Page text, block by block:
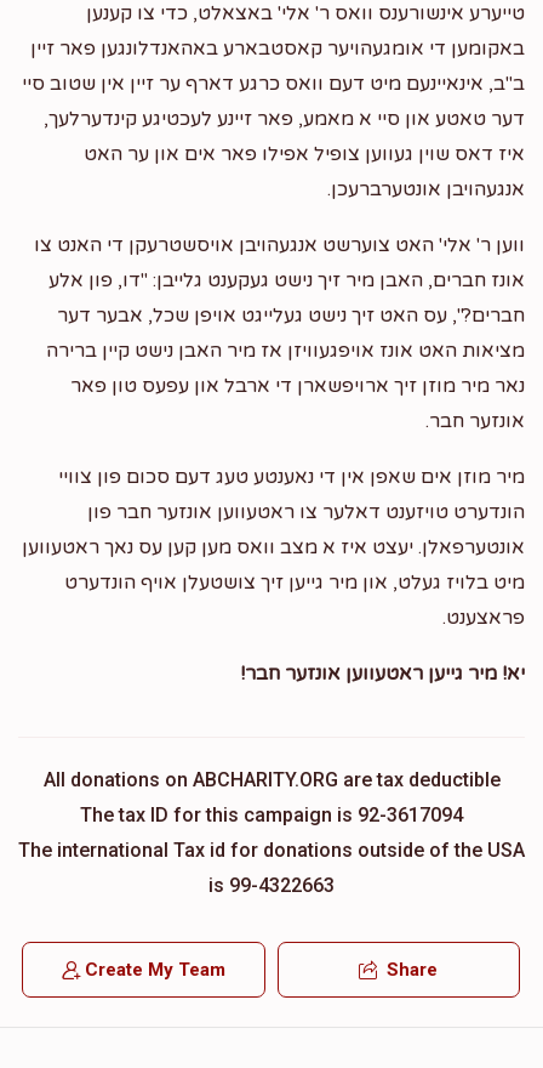
טייערע אינשורענס וואס ר' אלי' באצאלט, כדי צו קענען
באקומען די אומגעהויער קאסטבארע באהאנדלונגען פאר זיין
ב"ב, אינאיינעם מיט דעם וואס כרגע דארף ער זיין אין שטוב סיי
דער טאטע און סיי א מאמע, פאר זיינע לעכטיגע קינדערלעך,
איז דאס שוין געווען צופיל אפילו פאר אים און ער האט
אנגעהויבן אונטערברעכן.
ווען ר' אלי' האט צוערשט אנגעהויבן אויסשטרעקן די האנט צו
אונז חברים, האבן מיר זיך נישט געקענט גלייבן: "דו, פון אלע
חברים?", עס האט זיך נישט געלייגט אויפן שכל, אבער דער
מציאות האט אונז אויפגעוויזן אז מיר האבן נישט קיין ברירה
נאר מיר מוזן זיך ארויפשארן די ארבל און עפעס טון פאר
אונזער חבר.
מיר מוזן אים שאפן אין די נאענטע טעג דעם סכום פון צוויי
הונדערט טויזענט דאלער צו ראטעווען אונזער חבר פון
אונטערפאלן. יעצט איז א מצב וואס מען קען עס נאך ראטעווען
מיט בלויז געלט, און מיר גייען זיך צושטעלן אויף הונדערט
פראצענט.
יא! מיר גייען ראטעווען אונזער חבר!
All donations on ABCHARITY.ORG are tax deductible
The tax ID for this campaign is 92-3617094
The international Tax id for donations outside of the USA
is 99-4322663
Create My Team Share